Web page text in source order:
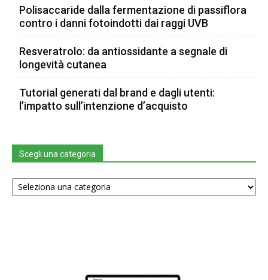
Polisaccaride dalla fermentazione di passiflora
contro i danni fotoindotti dai raggi UVB
Resveratrolo: da antiossidante a segnale di
longevità cutanea
Tutorial generati dal brand e dagli utenti:
l’impatto sull’intenzione d’acquisto
Scegli una categoria
Scegli
una